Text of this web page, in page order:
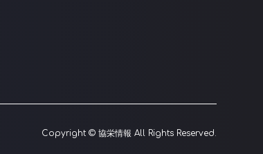
Copyright © 協栄情報 All Rights Reserved.